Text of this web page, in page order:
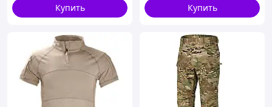
Купить
Купить